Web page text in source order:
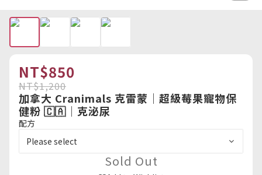
NT$850
NT$1,200
加拿大 Cranimals 克雷蒙｜超級莓果寵物保
健粉 🇨🇦｜克泌尿
配方
Sold Out